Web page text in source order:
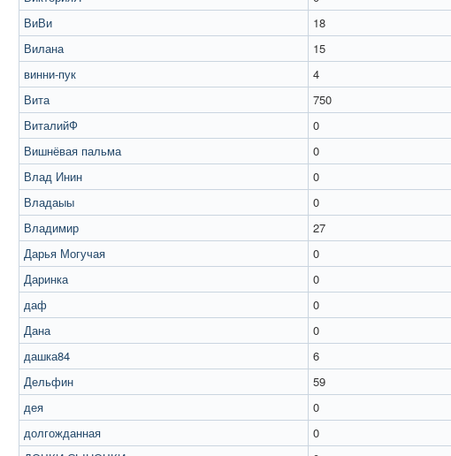
ВиВи
18
Вилана
15
винни-пук
4
Вита
750
ВиталийФ
0
Вишнёвая пальма
0
Влад Инин
0
Владаыы
0
Владимир
27
Дарья Могучая
0
Даринка
0
даф
0
Дана
0
дашка84
6
Дельфин
59
дея
0
долгожданная
0